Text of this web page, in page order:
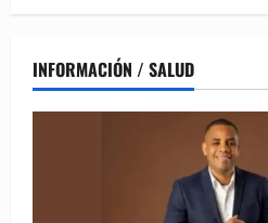
INFORMACIÓN / SALUD